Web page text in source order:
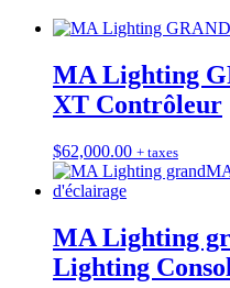
MA Lighting
XT Contrôleur
$62,000.00 + taxes
MA Lighting
Lighting